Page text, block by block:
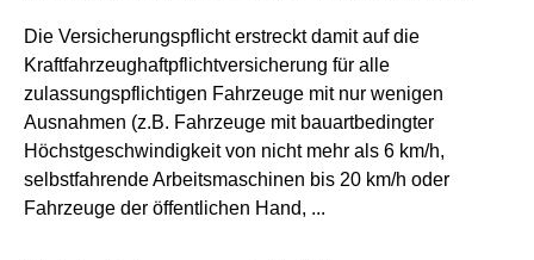
Die Versicherungspflicht erstreckt damit auf die
Kraftfahrzeughaftpflichtversicherung für alle
zulassungspflichtigen Fahrzeuge mit nur wenigen
Ausnahmen (z.B. Fahrzeuge mit bauartbedingter
Höchstgeschwindigkeit von nicht mehr als 6 km/h,
selbstfahrende Arbeitsmaschinen bis 20 km/h oder
Fahrzeuge der öffentlichen Hand, ...